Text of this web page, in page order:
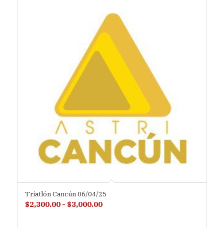
Triatlón Cancún 06/04/25
$2,300.00 - $3,000.00Rango